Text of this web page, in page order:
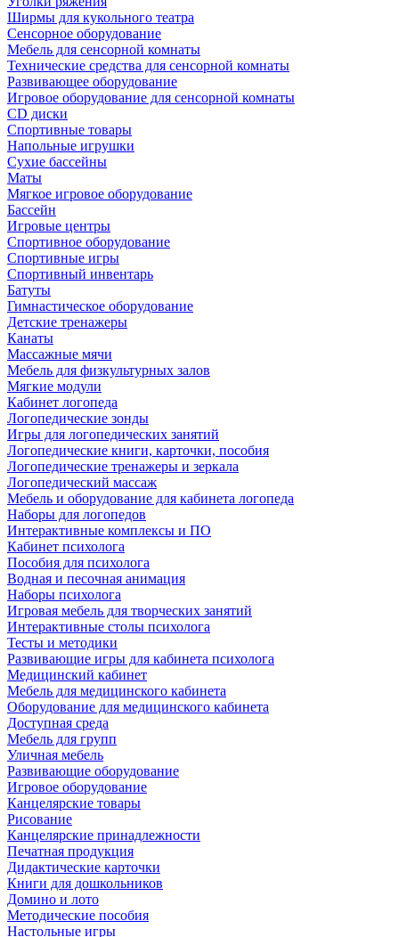
Ширмы для кукольного театра
Сенсорное оборудование
Мебель для сенсорной комнаты
Технические средства для сенсорной комнаты
Развивающее оборудование
Игровое оборудование для сенсорной комнаты
CD диски
Спортивные товары
Напольные игрушки
Сухие бассейны
Маты
Мягкое игровое оборудование
Бассейн
Игровые центры
Спортивное оборудование
Спортивные игры
Спортивный инвентарь
Батуты
Гимнастическое оборудование
Детские тренажеры
Канаты
Массажные мячи
Мебель для физкультурных залов
Мягкие модули
Кабинет логопеда
Логопедические зонды
Игры для логопедических занятий
Логопедические книги, карточки, пособия
Логопедические тренажеры и зеркала
Логопедический массаж
Мебель и оборудование для кабинета логопеда
Наборы для логопедов
Интерактивные комплексы и ПО
Кабинет психолога
Пособия для психолога
Водная и песочная анимация
Наборы психолога
Игровая мебель для творческих занятий
Интерактивные столы психолога
Тесты и методики
Развивающие игры для кабинета психолога
Медицинский кабинет
Мебель для медицинского кабинета
Оборудование для медицинского кабинета
Доступная среда
Мебель для групп
Уличная мебель
Развивающие оборудование
Игровое оборудование
Канцелярские товары
Рисование
Канцелярские принадлежности
Печатная продукция
Дидактические карточки
Книги для дошкольников
Домино и лото
Методические пособия
Настольные игры